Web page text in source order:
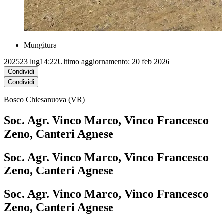
Mungitura
202523 lug14:22Ultimo aggiornamento: 20 feb 2026
Condividi
Condividi
Bosco Chiesanuova (VR)​​
Soc. Agr. Vinco Marco, Vinco Francesco
Zeno, Canteri Agnese​
Soc. Agr. Vinco Marco, Vinco Francesco
Zeno, Canteri Agnese​
Soc. Agr. Vinco Marco, Vinco Francesco
Zeno, Canteri Agnese​